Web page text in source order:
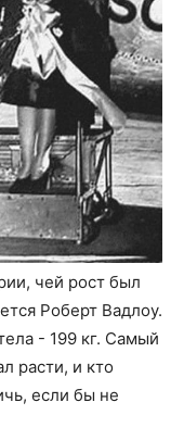
чей рост был
Роберт Вадлоу.
- 199 кг. Самый
расти, и кто
если бы не